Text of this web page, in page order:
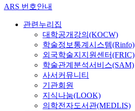
ARS 번호안내
관련누리집
대학공개강의(KOCW)
학술정보통계시스템(Rinfo)
외국학술지지원센터(FRIC)
학술관계분석서비스(SAM)
사서커뮤니티
기관회원
지식나눔(LOOK)
의학전자도서관(MEDLIS)